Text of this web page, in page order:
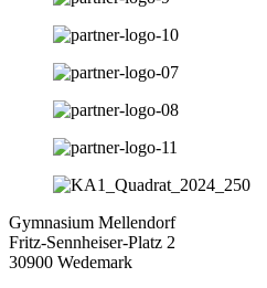
Gymnasium Mellendorf
Fritz-Sennheiser-Platz 2
30900 Wedemark